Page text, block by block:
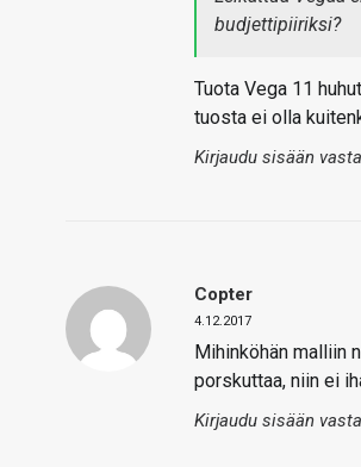
budjettipiiriksi?
Tuota Vega 11
tuosta ei olla
Kirjaudu sisään
Copter
4.12.2017
Mihinköhän malliin
porskuttaa, niin ei
Kirjaudu sisään